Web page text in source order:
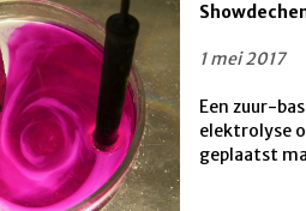
1 mei 2017
Een zuur-
elektrolyse
geplaatst